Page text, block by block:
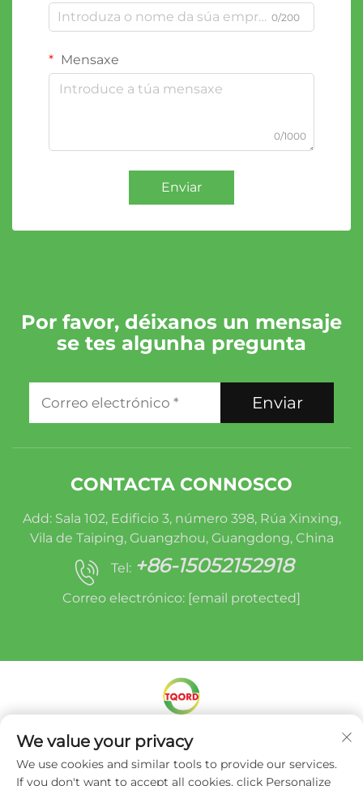
0/200
Mensaxe
0/1000
Enviar
Por favor, déixanos un mensaje
se tes algunha pregunta
Enviar
CONTACTA CONNOSCO
Add: Sala 102, Edificio 3, número 398, Rúa Xinxing,
Vila de Taiping, Guangzhou, Guangdong, China
Tel: +86-15052152918
Correo electrónico: [email protected]
Dereitos de autor © Miracle Oruide (Guangzhou)
Auto Parts Remanufacturing Co., Ltd. -
Política
de privacidade
We value your privacy
We use cookies and similar tools to provide our services.
If you don't want to accept all cookies, click Personalize